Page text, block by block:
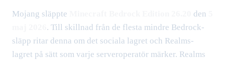
Mojang släppte den
. Till skillnad från de flesta mindre Bedrock-
släpp ritar denna om det sociala lagret och Realms-
lagret på sätt som varje serveroperatör märker. Realms